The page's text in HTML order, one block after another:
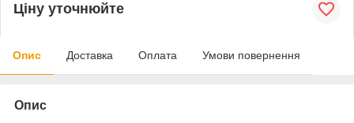
Ціну уточнюйте
Опис Доставка Оплата Умови повернення
Опис